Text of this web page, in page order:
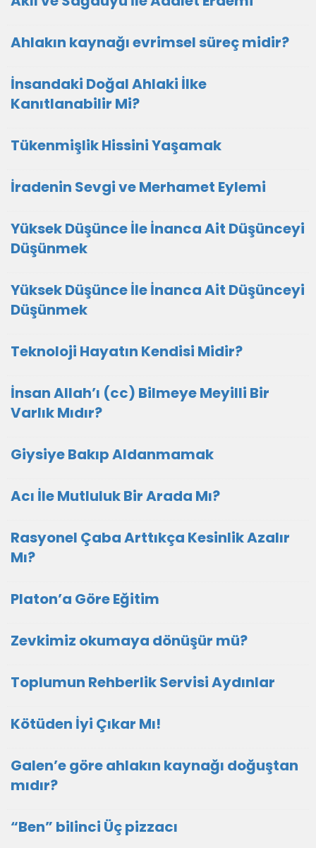
Ahlakın kaynağı evrimsel süreç midir?
İnsandaki Doğal Ahlaki İlke
Kanıtlanabilir Mi?
Tükenmişlik Hissini Yaşamak
İradenin Sevgi ve Merhamet Eylemi
Yüksek Düşünce İle İnanca Ait Düşünceyi
Düşünmek
Yüksek Düşünce İle İnanca Ait Düşünceyi
Düşünmek
Teknoloji Hayatın Kendisi Midir?
İnsan Allah’ı (cc) Bilmeye Meyilli Bir
Varlık Mıdır?
Giysiye Bakıp Aldanmamak
Acı İle Mutluluk Bir Arada Mı?
Rasyonel Çaba Arttıkça Kesinlik Azalır
Mı?
Platon’a Göre Eğitim
Zevkimiz okumaya dönüşür mü?
Toplumun Rehberlik Servisi Aydınlar
Kötüden İyi Çıkar Mı!
Galen’e göre ahlakın kaynağı doğuştan
mıdır?
“Ben” bilinci Üç pizzacı